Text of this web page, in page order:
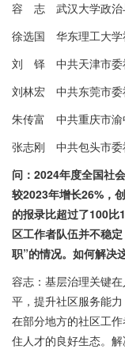
容 志 武汉大学政治
徐选国 华东理工大学
刘 铎 中共天津市委
刘林宏 中共东莞市委
朱传富 中共重庆市渝
张志刚 中共包头市委
问：2024年度全国社
较2023年增长26%，
的报录比超过了100比
区工作者队伍并不稳
职”的情况。如何解决
容志：基层治理关键
平，提升社区服务能
在部分地方的社区工
住人才的良好生态。